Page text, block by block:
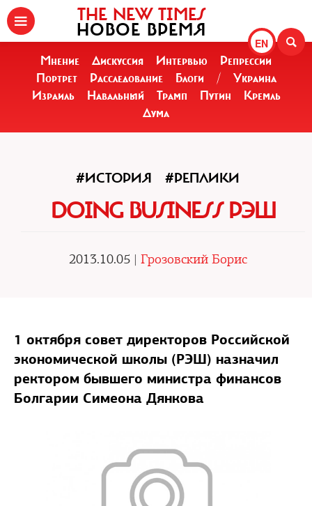
EN
THE NEW TIMES
НОВОЕ ВРЕМЯ
Мнение Дискуссия Интервью
Репрессии
Портрет
Расследование Блоги /
Украина
Израиль
Навальный Трамп Путин
Кремль
Дума
#ИСТОРИЯ #РЕПЛИКИ
DOING BUSINESS РЭШ
2013.10.05 | Грозовский Борис
1 октября совет директоров Российской
экономической школы (РЭШ) назначил
ректором бывшего министра финансов
Болгарии Симеона Дянкова